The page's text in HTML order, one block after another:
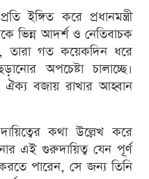
ইঙ্গিত করে প্রধানমন্ত্রী
ভিন্ন আদর্শ ও নেতিবাচক
তারা গত কয়েকদিন ধরে
অপচেষ্টা চালাচ্ছে।
ঐক্য বজায় রাখার আহ্বান
কথা উল্লেখ করে
এই গুরুদায়িত্ব যেন পূর্ণ
পারেন, সে জন্য তিনি